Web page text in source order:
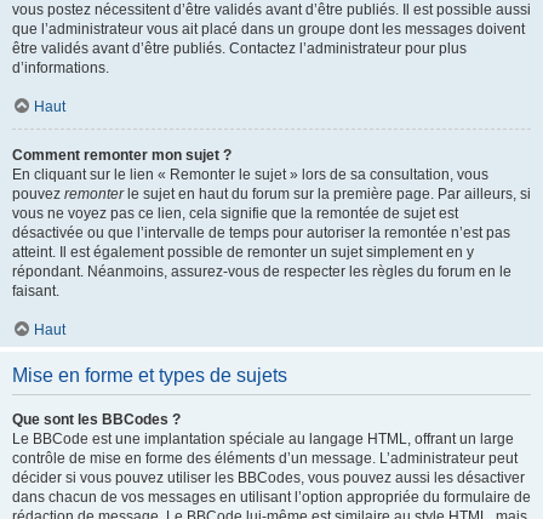
vous postez nécessitent d’être validés avant d’être publiés. Il est possible aussi
que l’administrateur vous ait placé dans un groupe dont les messages doivent
être validés avant d’être publiés. Contactez l’administrateur pour plus
d’informations.
Haut
Comment remonter mon sujet ?
En cliquant sur le lien « Remonter le sujet » lors de sa consultation, vous
pouvez remonterle sujet en haut du forum sur la première page. Par ailleurs, si
vous ne voyez pas ce lien, cela signifie que la remontée de sujet est
désactivée ou que l’intervalle de temps pour autoriser la remontée n’est pas
atteint. Il est également possible de remonter un sujet simplement en y
répondant. Néanmoins, assurez-vous de respecter les règles du forum en le
faisant.
Haut
Mise en forme et types de sujets
Que sont les BBCodes ?
Le BBCode est une implantation spéciale au langage HTML, offrant un large
contrôle de mise en forme des éléments d’un message. L’administrateur peut
décider si vous pouvez utiliser les BBCodes, vous pouvez aussi les désactiver
dans chacun de vos messages en utilisant l’option appropriée du formulaire de